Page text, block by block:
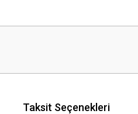
Taksit Seçenekleri